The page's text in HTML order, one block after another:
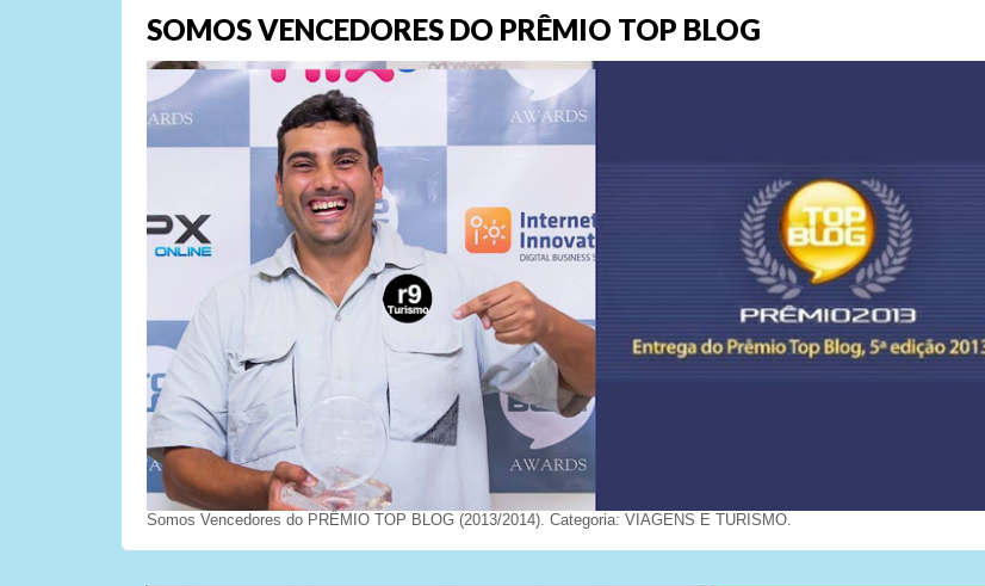
SOMOS VENCEDORES DO PRÊMIO TOP BLOG
Somos Vencedores do PRÊMIO TOP BLOG (2013/2014). Categoria: VIAGENS E TURISMO.